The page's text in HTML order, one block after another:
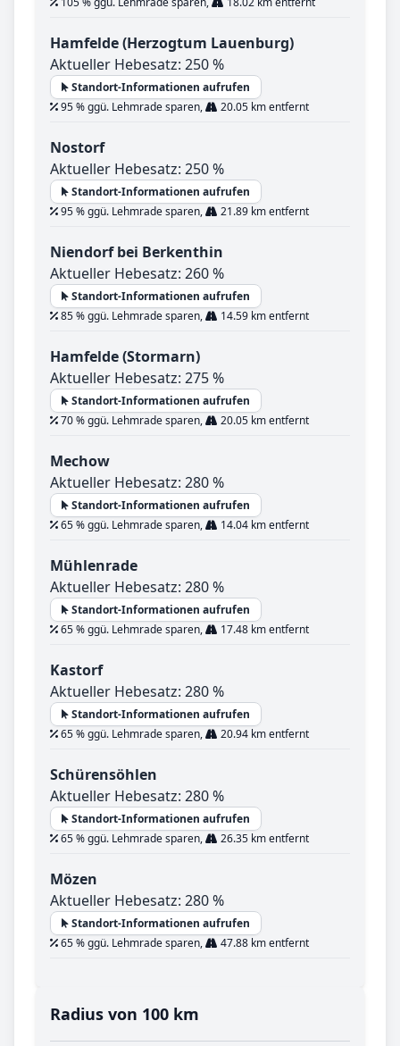
Hamfelde (Herzogtum Lauenburg)
Aktueller Hebesatz: 250 %
Standort-Informationen aufrufen
95 % ggü. Lehmrade sparen,
20.05 km entfernt
Nostorf
Aktueller Hebesatz: 250 %
Standort-Informationen aufrufen
95 % ggü. Lehmrade sparen,
21.89 km entfernt
Niendorf bei Berkenthin
Aktueller Hebesatz: 260 %
Standort-Informationen aufrufen
85 % ggü. Lehmrade sparen,
14.59 km entfernt
Hamfelde (Stormarn)
Aktueller Hebesatz: 275 %
Standort-Informationen aufrufen
70 % ggü. Lehmrade sparen,
20.05 km entfernt
Mechow
Aktueller Hebesatz: 280 %
Standort-Informationen aufrufen
65 % ggü. Lehmrade sparen,
14.04 km entfernt
Mühlenrade
Aktueller Hebesatz: 280 %
Standort-Informationen aufrufen
65 % ggü. Lehmrade sparen,
17.48 km entfernt
Kastorf
Aktueller Hebesatz: 280 %
Standort-Informationen aufrufen
65 % ggü. Lehmrade sparen,
20.94 km entfernt
Schürensöhlen
Aktueller Hebesatz: 280 %
Standort-Informationen aufrufen
65 % ggü. Lehmrade sparen,
26.35 km entfernt
Mözen
Aktueller Hebesatz: 280 %
Standort-Informationen aufrufen
65 % ggü. Lehmrade sparen,
47.88 km entfernt
Radius von 100 km